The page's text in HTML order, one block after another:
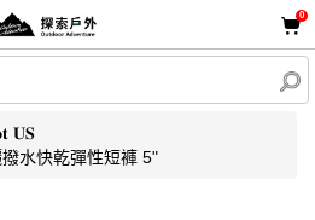
0
𝐔𝐒
水快乾彈性短褲 5"